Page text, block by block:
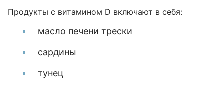
Продукты с витамином D включают в себя:
масло печени трески
сардины
тунец